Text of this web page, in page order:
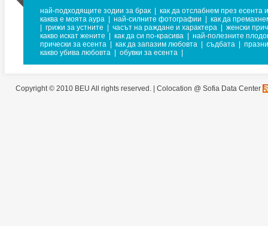
най-подходящите зодии за брак
как да отслабнем през есента
каква е моята аура
най-силните фотографии
как да
грижи за устните часът на раждане и характера
женски
какво искат жените
как да си по-красива
най-полезните
прически за есента
как да запазим любовта съдбата
какво убива любовта
обувки за есента
Copyright © 2010 BEU All rights reserved. | Colocation @ Sofia Data Center